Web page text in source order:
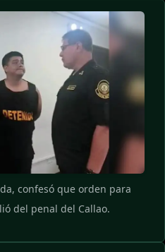
confesó que orden para
del penal del Callao.